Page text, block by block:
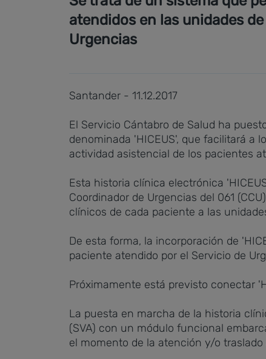
atendidos en las unidades
Urgencias
Santander - 11.12.2017
El Servicio Cántabro de Salud ha
denominada 'HICEUS', que facilitará a
actividad asistencial de los pacientes
Esta historia clínica electrónica
Coordinador de Urgencias del 061
clínicos de cada paciente a las
De esta forma, la incorporación de
paciente atendido por el Servicio de
Próximamente está previsto conectar
La puesta en marcha de la historia
(SVA) con un módulo funcional
el momento de la atención y/o